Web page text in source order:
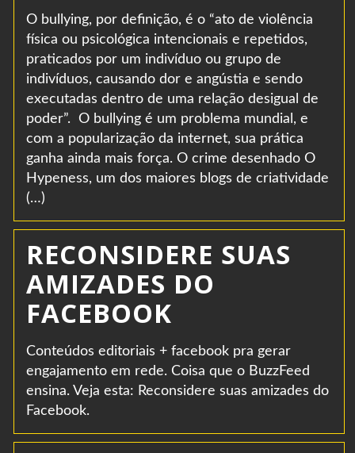
O bullying, por definição, é o “ato de violência
física ou psicológica intencionais e repetidos,
praticados por um indivíduo ou grupo de
indivíduos, causando dor e angústia e sendo
executadas dentro de uma relação desigual de
poder”. O bullying é um problema mundial, e
com a popularização da internet, sua prática
ganha ainda mais força. O crime desenhado O
Hypeness, um dos maiores blogs de criatividade
(…)
RECONSIDERE SUAS
AMIZADES DO
FACEBOOK
Conteúdos editoriais + facebook pra gerar
engajamento em rede. Coisa que o BuzzFeed
ensina. Veja esta: Reconsidere suas amizades do
Facebook.